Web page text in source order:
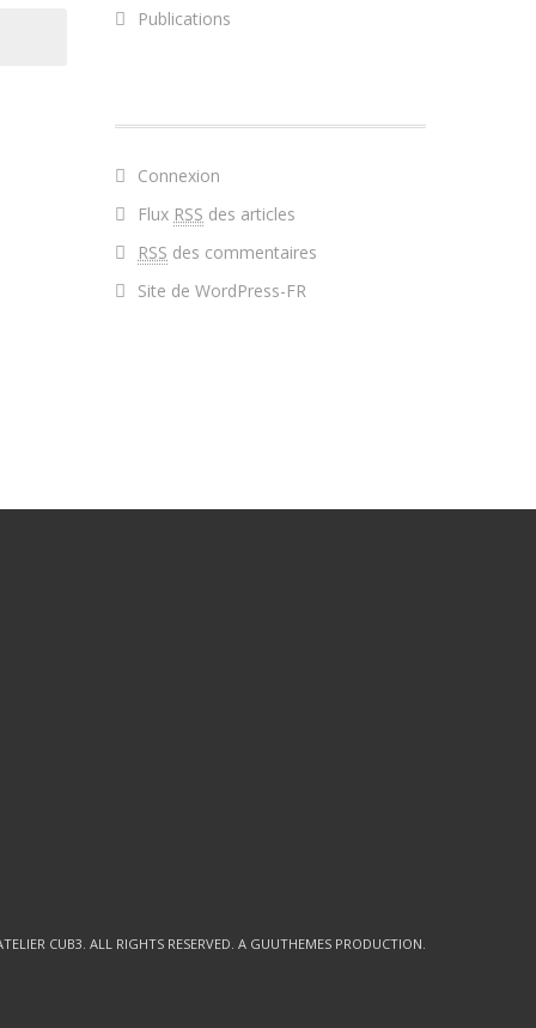
Publications
Connexion
Flux RSS des articles
RSS des commentaires
Site de WordPress-FR
CUB3. ALL RIGHTS RESERVED. A GUUTHEMES PRODUCTION.